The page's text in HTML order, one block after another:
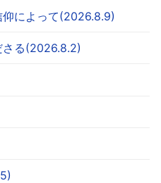
によって(2026.8.9)
さる(2026.8.2)